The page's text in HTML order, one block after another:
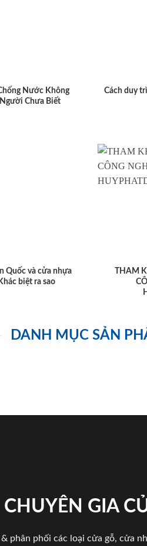
Nước Không
Chưa Biết
Cách duy
Quốc và cửa nhựa
biệt ra sao
THAM
DANH MỤC SẢN
GIA
phân phối các loại cửa gỗ, cửa